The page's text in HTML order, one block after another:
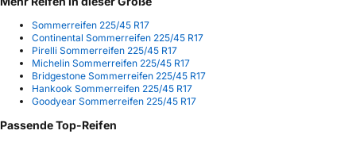
Sommerreifen 225/45 R17
Continental Sommerreifen 225/45 R17
Pirelli Sommerreifen 225/45 R17
Michelin Sommerreifen 225/45 R17
Bridgestone Sommerreifen 225/45 R17
Hankook Sommerreifen 225/45 R17
Goodyear Sommerreifen 225/45 R17
Passende Top-Reifen